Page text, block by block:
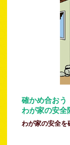
確かめ合おう
わが家の安全
わが家の安全を